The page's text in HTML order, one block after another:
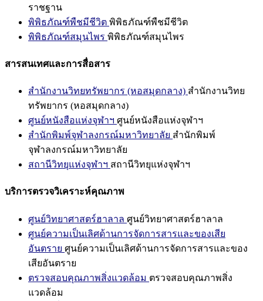
ราชฐาน
พิพิธภัณฑ์พืชมีชีวิต พิพิธภัณฑ์พืชมีชีวิต
พิพิธภัณฑ์สมุนไพร พิพิธภัณฑ์สมุนไพร
สารสนเทศและการสื่อสาร
สำนักงานวิทยทรัพยากร (หอสมุดกลาง) สำนักงานวิทย
ทรัพยากร (หอสมุดกลาง)
ศูนย์หนังสือแห่งจุฬาฯ ศูนย์หนังสือแห่งจุฬาฯ
สำนักพิมพ์จุฬาลงกรณ์มหาวิทยาลัย สำนักพิมพ์
จุฬาลงกรณ์มหาวิทยาลัย
สถานีวิทยุแห่งจุฬาฯ สถานีวิทยุแห่งจุฬาฯ
บริการตรวจวิเคราะห์คุณภาพ
ศูนย์วิทยาศาสตร์ฮาลาล ศูนย์วิทยาศาสตร์ฮาลาล
ศูนย์ความเป็นเลิศด้านการจัดการสารและของเสีย
อันตราย ศูนย์ความเป็นเลิศด้านการจัดการสารและของ
เสียอันตราย
ตรวจสอบคุณภาพสิ่งแวดล้อม ตรวจสอบคุณภาพสิ่ง
แวดล้อม